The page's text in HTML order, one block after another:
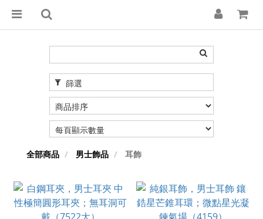
篩選
全部商品 男士飾品 耳飾